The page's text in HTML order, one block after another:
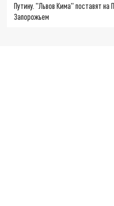
Путину. "Львов Кима" поставят на
Запорожьем